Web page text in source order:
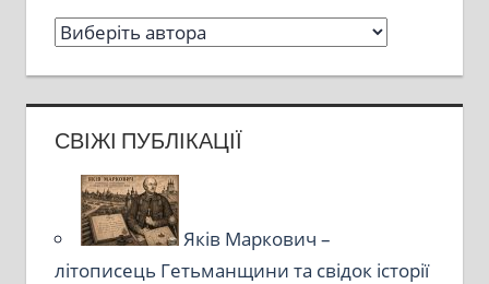
СВІЖІ ПУБЛІКАЦІЇ
Яків Маркович –
літописець Гетьманщини та свідок історії